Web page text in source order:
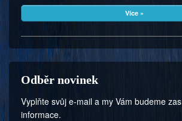
Více »
Odběr novinek
Vyplňte svůj e-mail a my Vám budeme
informace.